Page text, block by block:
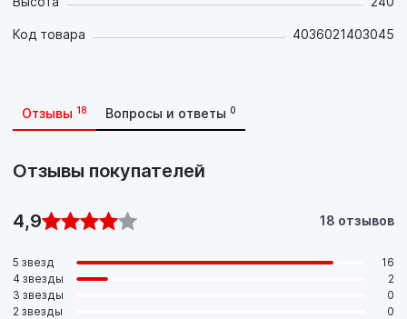
Код товара 4036021403045
Отзывы 18 Вопросы и ответы 0
Отзывы покупателей
4,9 18 отзывов
5 звезд
16
4 звезды
2
3 звезды
0
2 звезды
0